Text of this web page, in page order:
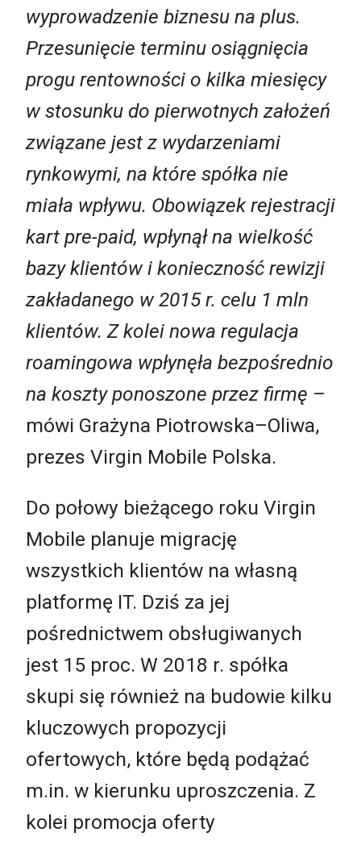
wyprowadzenie biznesu na plus.
Przesunięcie terminu osiągnięcia
progu rentowności o kilka miesięcy
w stosunku do pierwotnych założeń
związane jest z wydarzeniami
rynkowymi, na które spółka nie
miała wpływu. Obowiązek rejestracji
kart pre-paid, wpłynął na wielkość
bazy klientów i konieczność rewizji
zakładanego w 2015 r. celu 1 mln
klientów. Z kolei nowa regulacja
roamingowa wpłynęła bezpośrednio
na koszty ponoszone przez firmę –
mówi Grażyna Piotrowska–Oliwa,
prezes Virgin Mobile Polska.
Do połowy bieżącego roku Virgin
Mobile planuje migrację
wszystkich klientów na własną
platformę IT. Dziś za jej
pośrednictwem obsługiwanych
jest 15 proc. W 2018 r. spółka
skupi się również na budowie kilku
kluczowych propozycji
ofertowych, które będą podążać
m.in. w kierunku uproszczenia. Z
kolei promocja oferty